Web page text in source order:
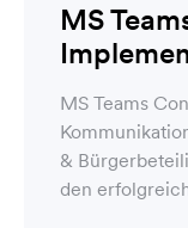
MS
MS Teams
&
den